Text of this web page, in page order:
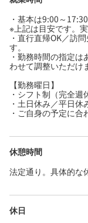
・基本は9:00～
※上記は目安です。
・直行直帰OK／訪
す。
・勤務時間の指定
わせて調整いただけ
【勤務曜日】
・シフト制（完全週
・土日休み／平日
・ご自身の予定に合
休憩時間
法定通り。具体的な
休日